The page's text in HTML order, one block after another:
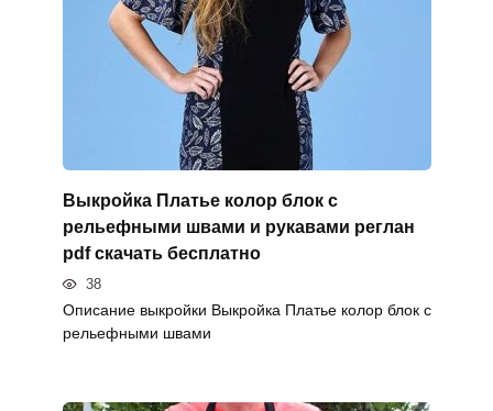
Выкройка Платье колор блок с
рельефными швами и рукавами реглан
pdf скачать бесплатно
38
Описание выкройки Выкройка Платье колор блок с
рельефными швами